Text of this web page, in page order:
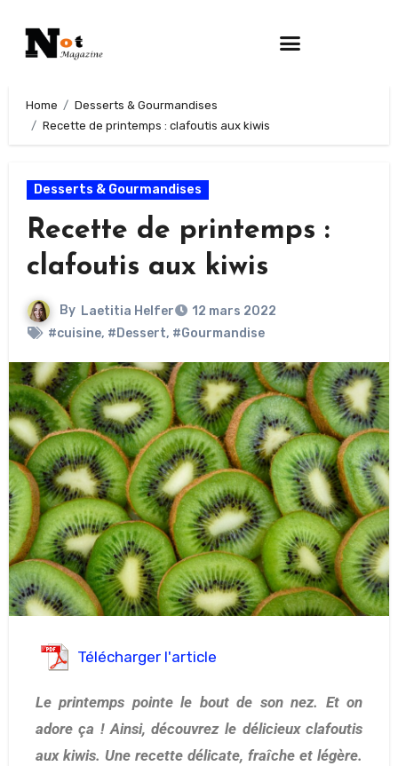
Home
Desserts & Gourmandises
Recette de printemps : clafoutis aux kiwis
Desserts & Gourmandises
Recette de printemps :
clafoutis aux kiwis
By Laetitia Helfer
12 mars 2022
#cuisine, #Dessert, #Gourmandise
Télécharger l'article
Le printemps pointe le bout de son nez. Et on
adore ça ! Ainsi, découvrez le délicieux clafoutis
aux kiwis. Une recette délicate, fraîche et légère.